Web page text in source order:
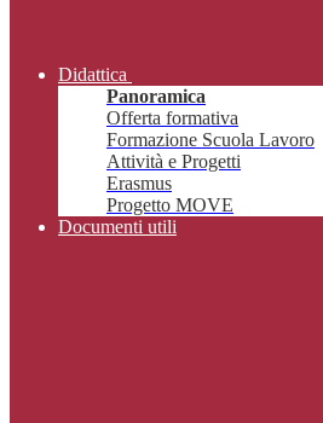
Didattica
Panoramica
Offerta formativa
Formazione Scuola Lavoro
Attività e Progetti
Erasmus
Progetto MOVE
Documenti utili